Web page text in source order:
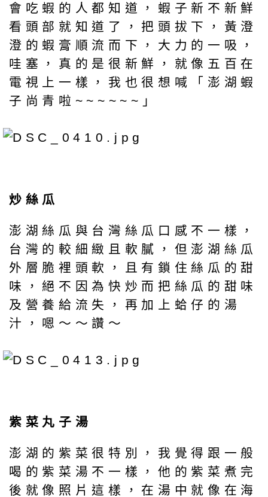
會吃蝦的人都知道，蝦子新不新鮮
看頭部就知道了，把頭拔下，黃澄
澄的蝦膏順流而下，大力的一吸，
哇塞，真的是很新鮮，就像五百在
電視上一樣，我也很想喊「澎湖蝦
子尚青啦~~~~~~」
炒絲瓜
澎湖絲瓜與台灣絲瓜口感不一樣，
台灣的較細緻且軟膩，但澎湖絲瓜
外層脆裡頭軟，且有鎖住絲瓜的甜
味，絕不因為快炒而把絲瓜的甜味
及營養給流失，再加上蛤仔的湯
汁，嗯～～讚～
紫菜丸子湯
澎湖的紫菜很特別，我覺得跟一般
喝的紫菜湯不一樣，他的紫菜煮完
後就像照片這樣，在湯中就像在海